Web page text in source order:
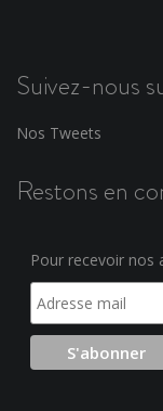
Suivez-nous
Nos Tweets
Restons en
Pour recevoir nos